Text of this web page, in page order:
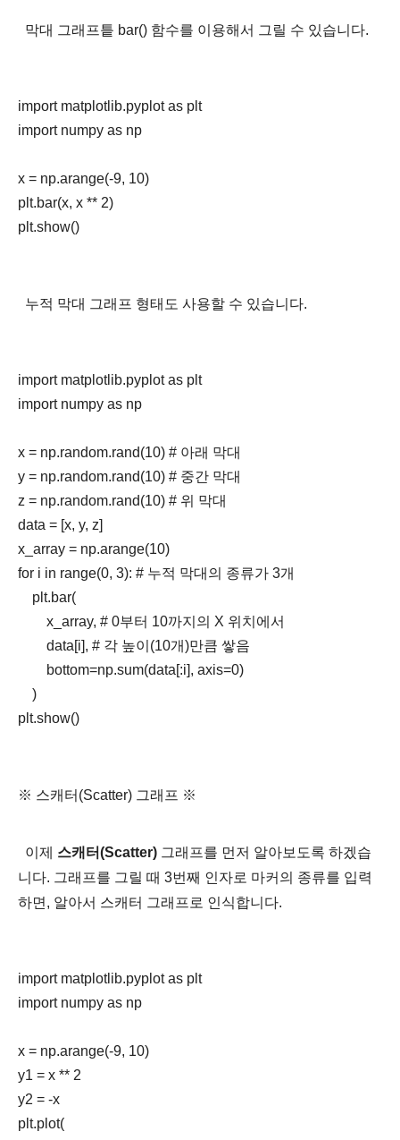
막대 그래프틑 bar() 함수를 이용해서 그릴 수 있습니다.
import matplotlib.pyplot as plt
import numpy as np
x = np.arange(-9, 10)
plt.bar(x, x ** 2)
누적 막대 그래프 형태도 사용할 수 있습니다.
import matplotlib.pyplot as plt
import numpy as np
x = np.random.rand(10) # 아래 막대
y = np.random.rand(10) # 중간 막대
z = np.random.rand(10) # 위 막대
data = [x, y, z]
x_array = np.arange(10)
for i in range(0, 3): # 누적 막대의 종류가 3개
    plt.bar(
        x_array, # 0부터 10까지의 X 위치에서
        data[i], # 각 높이(10개)만큼 쌓음
        bottom=np.sum(data[:i], axis=0)
    )
※ 스캐터(Scatter) 그래프 ※
이제 스캐터(Scatter) 그래프를 먼저 알아보도록 하겠습
니다. 그래프를 그릴 때 3번째 인자로 마커의 종류를 입력
하면, 알아서 스캐터 그래프로 인식합니다.
import matplotlib.pyplot as plt
import numpy as np
x = np.arange(-9, 10)
y1 = x ** 2
y2 = -x
plt.plot(